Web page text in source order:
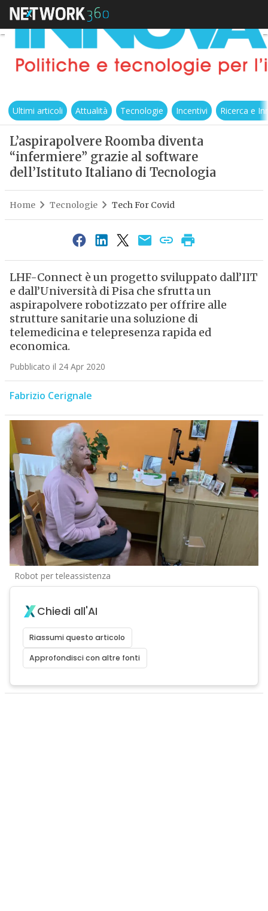
Ultimi articoli Attualità Tecnologie Incentivi Ricerca e
L’aspirapolvere Roomba diventa
“infermiere” grazie al software
dell’Istituto Italiano di Tecnologia
Home Tecnologie Tech For Covid
LHF-Connect è un progetto sviluppato dall’IIT
e dall’Università di Pisa che sfrutta un
aspirapolvere robotizzato per offrire alle
strutture sanitarie una soluzione di
telemedicina e telepresenza rapida ed
economica.
Pubblicato il 24 Apr 2020
Fabrizio Cerignale
Robot per teleassistenza
Chiedi all'AI
Riassumi questo articolo
Approfondisci con altre fonti